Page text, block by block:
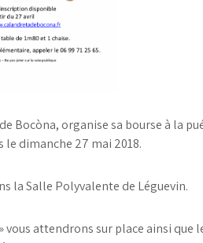
Bocòna, organise sa bourse à la
le dimanche 27 mai 2018.
la Salle Polyvalente de Léguevin.
attendrons sur place ainsi que